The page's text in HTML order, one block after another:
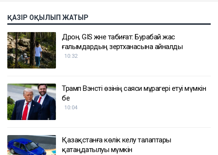
ҚАЗІР ОҚЫЛЫП ЖАТЫР
Дрон, GIS және табиғат: Бурабай жас
ғалымдардың зертханасына айналды
10:32
Трамп Вэнсті өзінің саяси мұрагері етуі мүмкін
бе
10:04
Қазақстанға көлік әкелу талаптары
қатаңдатылуы мүмкін